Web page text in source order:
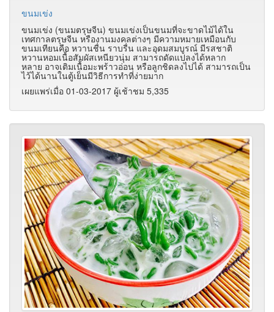
ขนมเข่ง
ขนมเข่ง (ขนมตรุษจีน) ขนมเข่งเป็นขนมที่จะขาดไม้ได้ใน
เทศกาลตรุษจีน หรืองานมงคลต่างๆ มีความหมายเหมือนกับ
ขนมเทียนคือ หวานชื่น ราบรื่น และอุดมสมบูรณ์ มีรสชาติ
หวานหอมเนื้อสัมผัสเหนียวนุ่ม สามารถดัดแปลงได้หลาก
หลาย อาจเติมเนื้อมะพร้าวอ่อน หรือลูกชิดลงไปได้ สามารถเป็น
ไว้ได้นานในตู้เย็นมีวิธีการทำที่ง่ายมาก
เผยแพร่เมื่อ 01-03-2017 ผู้เช้าชม 5,335